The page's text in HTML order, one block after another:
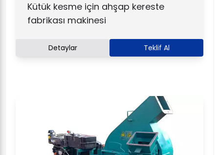
Kütük kesme için ahşap kereste
fabrikası makinesi
Detaylar Teklif Al